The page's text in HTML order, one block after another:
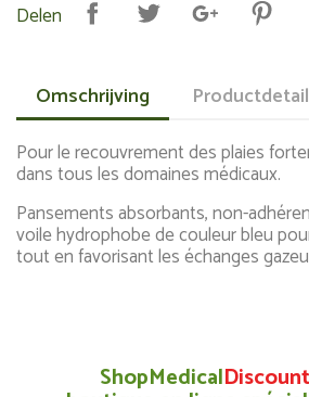
Delen
Omschrijving
Pour le recouvrement des plaies
dans tous les domaines médicaux.
Pansements absorbants, non-
voile hydrophobe de couleur bleu
tout en favorisant les échanges
ShopMedicalDiscount